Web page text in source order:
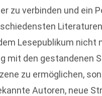
zu verbinden und ein
Lesepublikum nicht
mit den gestandenen
zu ermöglichen,
Autoren, neue